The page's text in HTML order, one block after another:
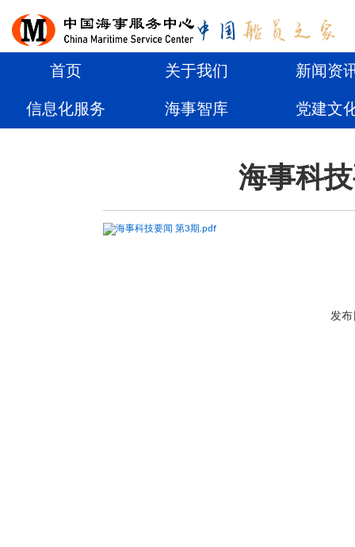
首页 关于我们 新闻资
信息化服务 海事智库 党建文
海事科
海事科技要闻 第3期.pdf
发